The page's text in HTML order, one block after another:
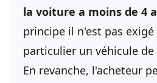
la voiture a moins de 4
principe il n'est pas
particulier un véhicule de
En revanche, l'acheteur